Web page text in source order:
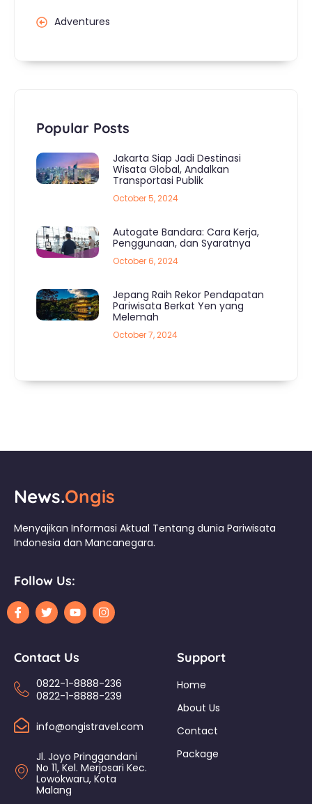
Adventures
Popular Posts
Jakarta Siap Jadi Destinasi
Wisata Global, Andalkan
Transportasi Publik
October 5, 2024
Autogate Bandara: Cara Kerja,
Penggunaan, dan Syaratnya
October 6, 2024
Jepang Raih Rekor Pendapatan
Pariwisata Berkat Yen yang
Melemah
October 7, 2024
News.Ongis
Menyajikan Informasi Aktual Tentang dunia Pariwisata
Indonesia dan Mancanegara.
Follow Us:
Contact Us
0822-1-8888-236
0822-1-8888-239
info@ongistravel.com
Jl. Joyo Pringgandani
No 11, Kel. Merjosari Kec.
Lowokwaru, Kota
Malang
Support
Home
About Us
Contact
Package